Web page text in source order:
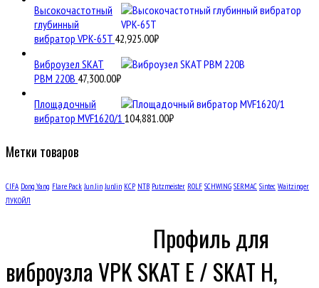
Высокочастотный
глубинный
вибратор VPK-65T 42,925.00₽
Виброузел SKAT
РВМ 220В 47,300.00₽
Площадочный
вибратор MVF1620/1 104,881.00₽
Метки товаров
CIFA Dong Yang Flare Pack Jun Jin JunJin KCP NTB Putzmeister ROLF SCHWING SERMAC Sintec Waitzinger
ЛУКОЙЛ
Профиль для
виброузла VPK SKAT E / SKAT H,